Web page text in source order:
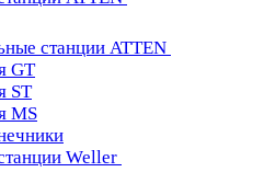
станции ATTEN
GT
ST
MS
Weller